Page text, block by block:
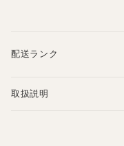
配送ランク
取扱説明